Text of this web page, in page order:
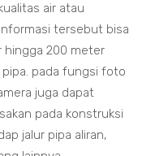
air atau
tersebut bisa
hingga 200 meter
pada fungsi foto
juga dapat
pada konstruksi
jalur pipa aliran,